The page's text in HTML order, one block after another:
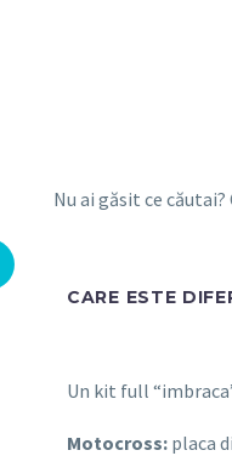
Nu ai găsit ce
CARE ESTE
Un kit full
Motocross: placa